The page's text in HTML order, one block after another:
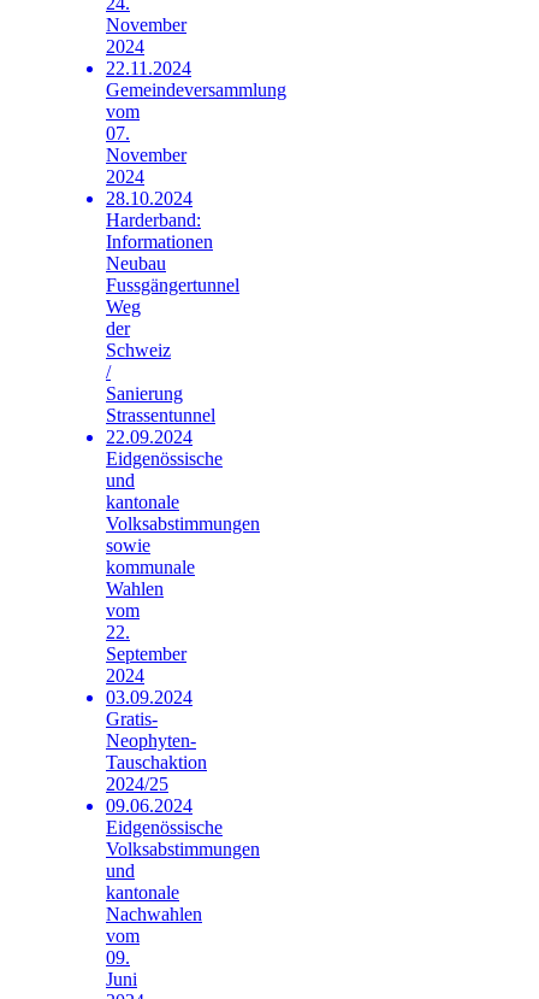
November
2024
22.11.2024
Gemeindeversammlung
vom
07.
November
2024
28.10.2024
Harderband:
Informationen
Neubau
Fussgängertunnel
Weg
der
Schweiz
/
Sanierung
Strassentunnel
22.09.2024
Eidgenössische
und
kantonale
Volksabstimmungen
sowie
kommunale
Wahlen
vom
22.
September
2024
03.09.2024
Gratis-
Neophyten-
Tauschaktion
2024/25
09.06.2024
Eidgenössische
Volksabstimmungen
und
kantonale
Nachwahlen
vom
09.
Juni